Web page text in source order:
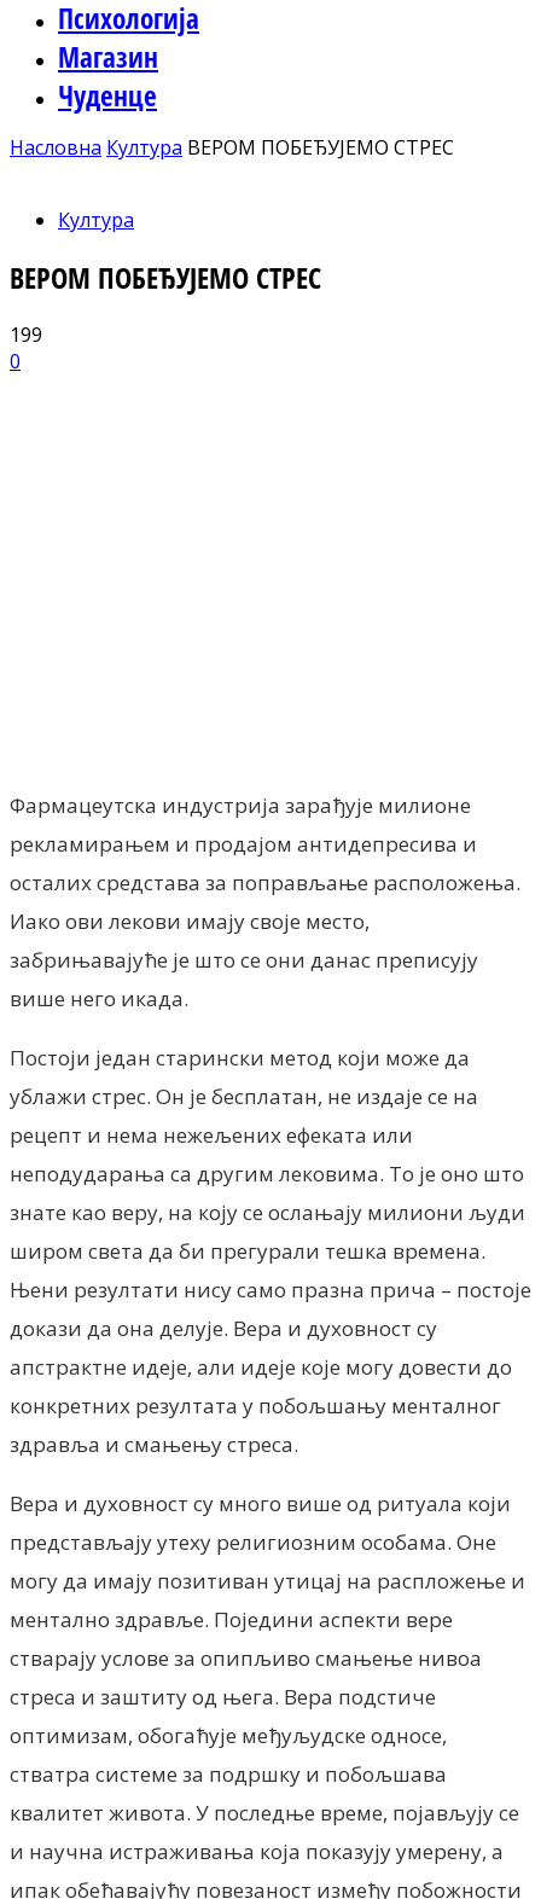
Психологија
Магазин
Чуденце
Насловна Култура ВЕРОМ ПОБЕЂУЈЕМО СТРЕС
Култура
ВЕРОМ ПОБЕЂУЈЕМО СТРЕС
199
0
Фармацеутска индустрија зарађује милионе
рекламирањем и продајом антидепресива и
осталих средстава за поправљање расположења.
Иако ови лекови имају своје место,
забрињавајуће је што се они данас преписују
више него икада.
Постоји један старински метод који може да
ублажи стрес. Он је бесплатан, не издаје се на
рецепт и нема нежељених ефеката или
неподударања са другим лековима. То је оно што
знате као веру, на коју се ослањају милиони људи
широм света да би прегурали тешка времена.
Њени резултати нису само празна прича – постоје
докази да она делује. Вера и духовност су
апстрактне идеје, али идеје које могу довести до
конкретних резултата у побољшању менталног
здравља и смањењу стреса.
Вера и духовност су много више од ритуала који
представљају утеху религиозним особама. Оне
могу да имају позитиван утицај на распложење и
ментално здравље. Поједини аспекти вере
стварају услове за опипљиво смањење нивоа
стреса и заштиту од њега. Вера подстиче
оптимизам, обогаћује међуљудске односе,
стватра системе за подршку и побољшава
квалитет живота. У последње време, појављују се
и научна истраживања која показују умерену, а
ипак обећавајућу повезаност између побожности